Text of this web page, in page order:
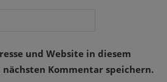
und Website in diesem
Kommentar speichern.